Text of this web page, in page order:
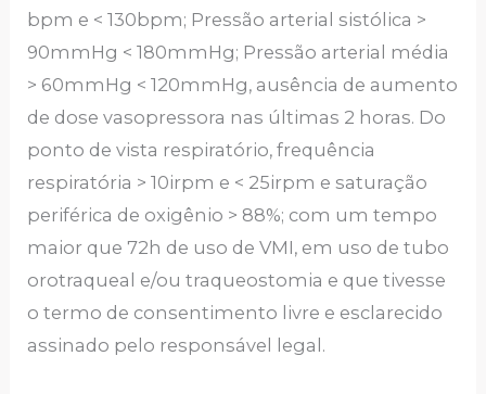
bpm e < 130bpm; Pressão arterial sistólica >
90mmHg < 180mmHg; Pressão arterial média
> 60mmHg < 120mmHg, ausência de aumento
de dose vasopressora nas últimas 2 horas. Do
ponto de vista respiratório, frequência
respiratória > 10irpm e < 25irpm e saturação
periférica de oxigênio > 88%; com um tempo
maior que 72h de uso de VMI, em uso de tubo
orotraqueal e/ou traqueostomia e que tivesse
o termo de consentimento livre e esclarecido
assinado pelo responsável legal.